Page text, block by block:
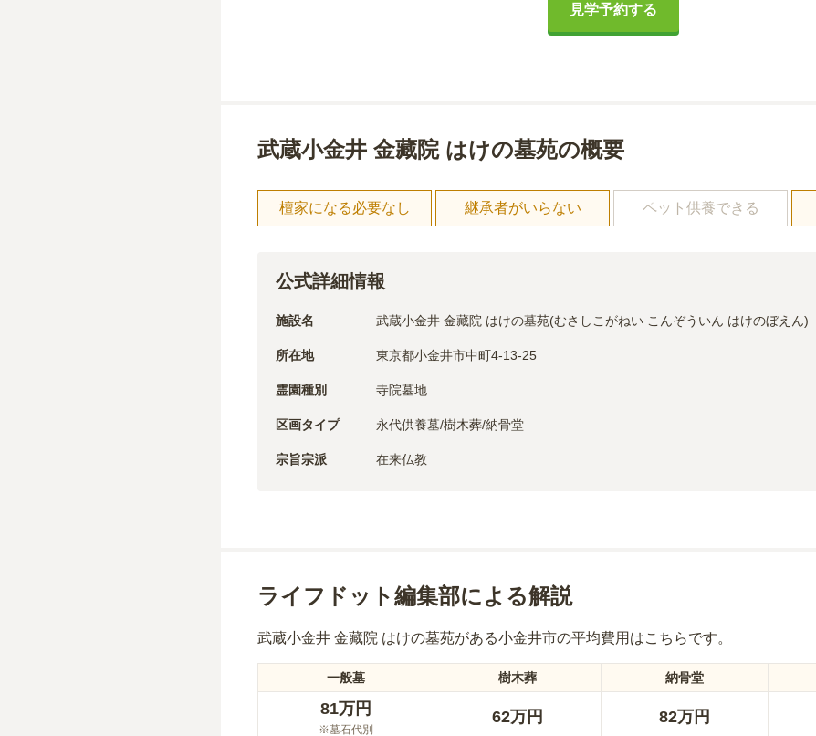
見学予約する
武蔵小金井 金藏院 はけの墓苑の概要
檀家になる必要なし 継承者がいらない ペット供養できる
公式詳細情報
施設名 武蔵小金井 金藏院 はけの墓苑(むさしこがねい こんぞういん はけのぼえん)
所在地 東京都小金井市中町4-13-25
霊園種別 寺院墓地
区画タイプ 永代供養墓/樹木葬/納骨堂
宗旨宗派 在来仏教
ライフドット編集部による解説
武蔵小金井 金藏院 はけの墓苑がある小金井市の平均費用はこちらです。
一般墓 樹木葬 納骨堂
81万円
※墓石代別
62万円 82万円